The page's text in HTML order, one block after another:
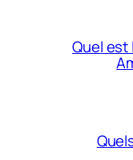
Quel est